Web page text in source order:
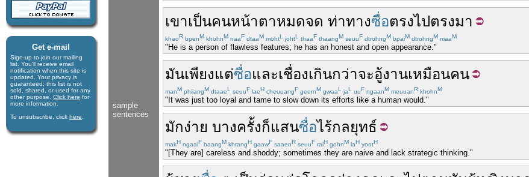
Get e-mail
Sign-up to join our mail­ing
list. You'll receive e­mail
notification when this site is
updated. Your privacy is
guaran­teed; this list is not
sold, shared, or used for any
other purpose. Click here for
more infor­mation.
To unsubscribe, click here
sample
sentences
เขาเป็นคนหน้าตาหมดจด ท่าทางซื่อตรงไปตรงมา
khaoR bpenM khohnM naaF dtaaM mohtL johtL thaaF thaangM seuuF dtrohngM bpaiM dtrohngM maaM
"He is a person of flawless features; he has an honest and open appearance."
มันเพียงแต่ซื่อและเชื่องเกินกว่าจะอู้งานเหมือนคน
manM phiiangM dtaaeL seuuF laeH cheuuangF geernM gwaaL jaL uuF ngaanM meuuanR khohnM
"It was just too loyal and tame to slow down its efforts like a human would."
มักง่าย บางครั้งก็แสนซื่อไร้กลยุทธ์
makH ngaaiF baangM khrangH gaawF saaenR seuuF raiH gohnM laH yootH
"[They are] careless and shoddy; sometimes they are naive and lack strategic thinking."